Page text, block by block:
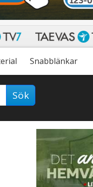
Snabblänkar
Sök